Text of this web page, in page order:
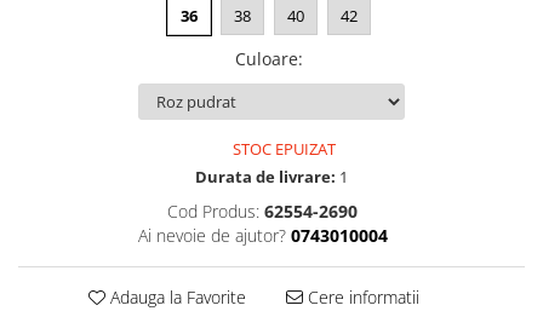
36 38 40 42
Culoare:
STOC EPUIZAT
Durata de livrare: 1
Cod Produs: 62554-2690
Ai nevoie de ajutor? 0743010004
Adauga la Favorite Cere informatii